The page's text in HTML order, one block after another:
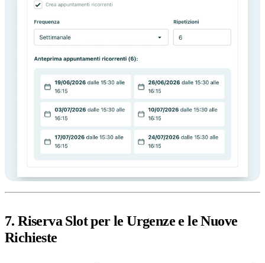
7. Riserva Slot per le Urgenze e le Nuove
Richieste